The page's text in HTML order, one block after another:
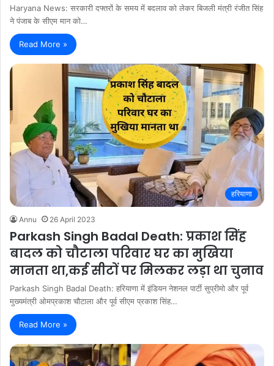
Haryana News: सरकारी दफ्तरों के समय में बदलाव को लेकर बिजली मंत्री रंजीत सिंह
ने पंजाब के सीएम मान को…
Read More »
हरियाणा
Annu 26 April 2023
Parkash Singh Badal Death: प्रकाश सिंह
बादल को चौटाला परिवार घर का मुखिया
मानता था,कई सीटों पर मिलकर लड़ा था चुनाव
Parkash Singh Badal Death: हरियाणा में इंडियन नेशनल पार्टी सुप्रीमो और पूर्व
मुख्यमंत्री ओमप्रकाश चौटाला और पूर्व सीएम प्रकाश सिंह…
Read More »